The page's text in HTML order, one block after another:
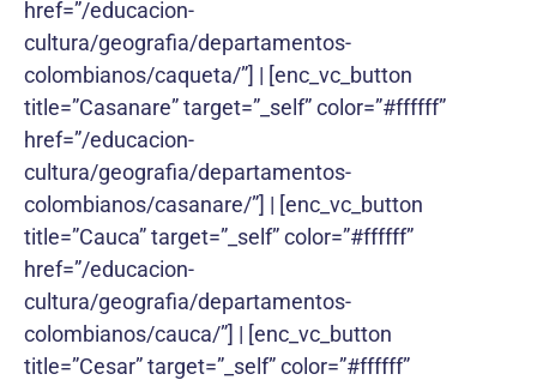
href=”/educacion-
cultura/geografia/departamentos-
colombianos/caqueta/”] | [enc_vc_button
title=”Casanare” target=”_self” color=”#ffffff”
href=”/educacion-
cultura/geografia/departamentos-
colombianos/casanare/”] | [enc_vc_button
title=”Cauca” target=”_self” color=”#ffffff”
href=”/educacion-
cultura/geografia/departamentos-
colombianos/cauca/”] | [enc_vc_button
title=”Cesar” target=”_self” color=”#ffffff”